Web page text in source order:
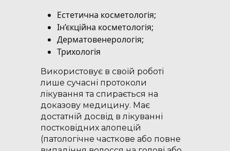
Естетична косметологія;
Ін’єкційна косметологія;
Дерматовенерологія;
Трихологія
Використовує в своїй роботі
лише сучасні протоколи
лікування та спирається на
доказову медицину. Має
достатній досвід в лікуванні
постковідних алопецій
(патологічне часткове або повне